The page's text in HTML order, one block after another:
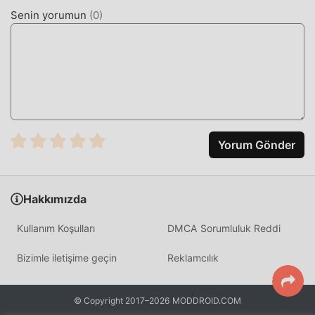
indirip yükleyebilir ve ardından Cash Reader tarafından
tıklamanız yeterlidir, moddroid kurulum paketindeki
ücretsiz mod sürümünü Cash Reader 2.32.1 tek tıklamayla
doğrudan indirebilirsiniz ve sizi bekleyen daha fazla
Senin yorumun (0)
Yorum Gönder
Hakkımızda
Kullanım Koşulları DMCA Sorumluluk Reddi
Bizimle iletişime geçin Reklamcılık
© Copyright 2017–2026 MODDROID.COM